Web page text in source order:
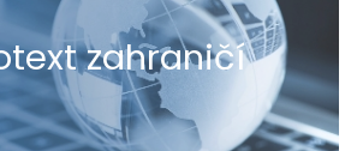
zahraničí